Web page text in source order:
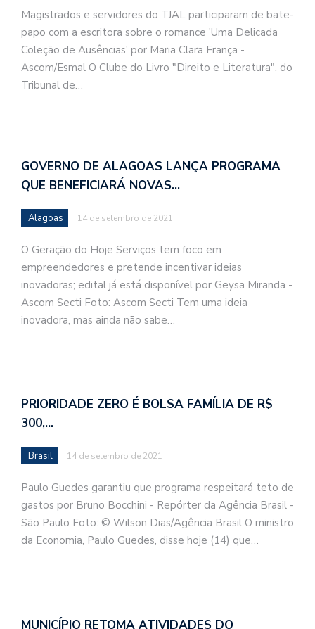
Magistrados e servidores do TJAL participaram de bate-
papo com a escritora sobre o romance 'Uma Delicada
Coleção de Ausências' por Maria Clara França -
Ascom/Esmal O Clube do Livro "Direito e Literatura", do
Tribunal de…
GOVERNO DE ALAGOAS LANÇA PROGRAMA
QUE BENEFICIARÁ NOVAS…
Alagoas 14 de setembro de 2021
O Geração do Hoje Serviços tem foco em
empreendedores e pretende incentivar ideias
inovadoras; edital já está disponível por Geysa Miranda -
Ascom Secti Foto: Ascom Secti Tem uma ideia
inovadora, mas ainda não sabe…
PRIORIDADE ZERO É BOLSA FAMÍLIA DE R$
300,…
Brasil 14 de setembro de 2021
Paulo Guedes garantiu que programa respeitará teto de
gastos por Bruno Bocchini - Repórter da Agência Brasil -
São Paulo Foto: © Wilson Dias/Agência Brasil O ministro
da Economia, Paulo Guedes, disse hoje (14) que…
MUNICÍPIO RETOMA ATIVIDADES DO